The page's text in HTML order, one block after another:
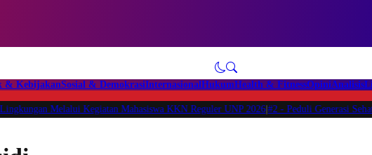
& KebijakanSosial & DemokrasiInternasionalHukumHealth & FitnessOpiniAnalisis
Melalui Kegiatan Mahasiswa KKN Reguler UNP 2026|#2 -Peduli Generasi Sehat,